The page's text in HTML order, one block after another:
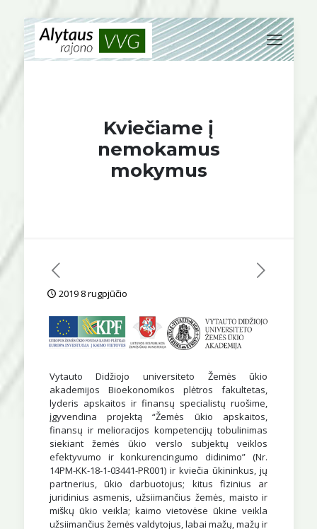
Kviečiame į
nemokamus
mokymus
2019 8 rugpjūčio
Vytauto Didžiojo universiteto Žemės ūkio
akademijos Bioekonomikos plėtros fakultetas,
lyderis apskaitos ir finansų specialistų ruošime,
įgyvendina projektą “Žemės ūkio apskaitos,
finansų ir melioracijos kompetencijų tobulinimas
siekiant žemės ūkio verslo subjektų veiklos
efektyvumo ir konkurencingumo didinimo” (Nr.
14PM-KK-18-1-03441-PR001) ir kviečia ūkininkus, jų
partnerius, ūkio darbuotojus; kitus fizinius ar
juridinius asmenis, užsiimančius žemės, maisto ir
miškų ūkio veikla; kaimo vietovėse ūkine veikla
užsiimančius žemės valdytojus, labai mažų, mažų ir